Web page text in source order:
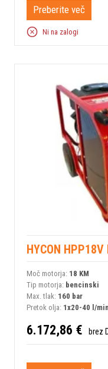
Preberite več
Ni na zalogi
HYCON HPP18V
Moč motorja: 18 KM
Tip motorja: bencinski
Max. tlak: 160 bar
Pretok olja: 1x20-40 l/min
6.172,86 € brez